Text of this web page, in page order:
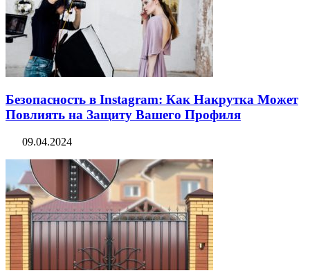
Безопасность в Instagram: Как Накрутка Может
Повлиять на Защиту Вашего Профиля
09.04.2024